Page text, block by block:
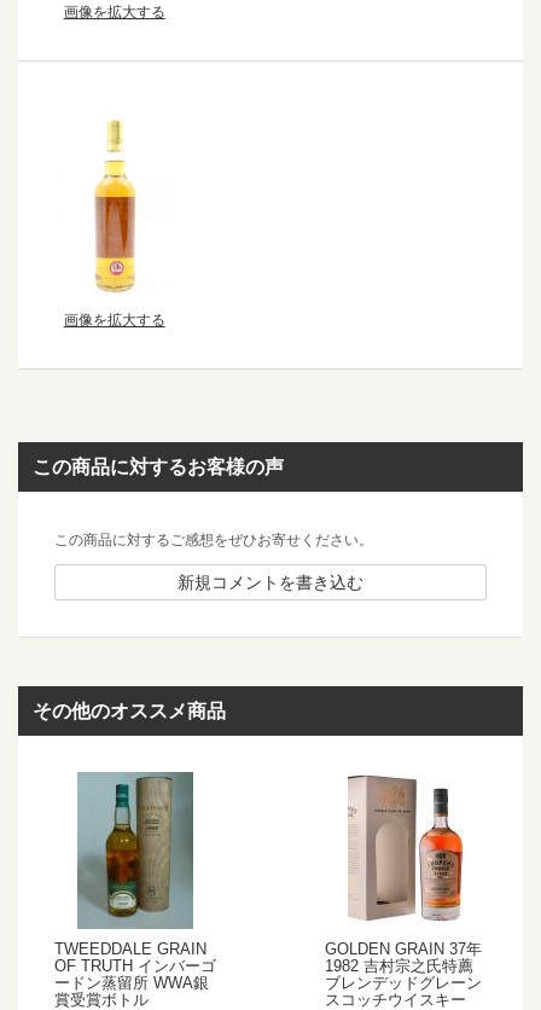
画像を拡大する
画像を拡大する
この商品に対するお客様の声
この商品に対するご感想をぜひお寄せください。
新規コメントを書き込む
その他のオススメ商品
TWEEDDALE GRAIN
OF TRUTH インバーゴ
ードン蒸留所 WWA銀
賞受賞ボトル
GOLDEN GRAIN 37年
1982 吉村宗之氏特薦
ブレンデッドグレーン
スコッチウイスキー